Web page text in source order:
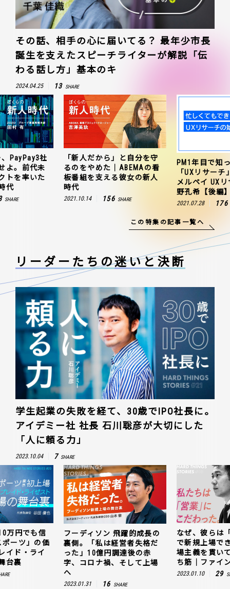
その話、相手の心に届いてる？ 最年少市長
誕生を支えたスピーチライターが解説「伝
わる話し方」基本のキ
2024.04.25 13 SHARE
PayPay3社
よ。前代未
トを率いた
代
SHARE
「新人だから」と自分を守
るのをやめた｜ABEMAの看
板番組を支える彼女の新人
時代
2021.10.14 156 SHARE
PM1年目で知
「UXリサー
メルペイ UX
野孔希【後編
2021.07.28 176
この特集の記事一覧へ
リーダーたちの迷いと決断
学生起業の失敗を経て、30歳でIPO社長に。
アイデミー社 社長 石川聡彦が大切にした
「人に頼る力」
2023.10.04 7 SHARE
万円でも信
ーツ」の価
イド・ライ
台裏
フーディソン 飛躍的成長の
裏側。「私は経営者失格だ
った」10億円調達後の赤
字、コロナ禍、そして上場
へ
2023.01.31 16 SHARE
なぜ、彼らは
で新規上場で
場主義を貫い
ち筋｜ファイ
2023.01.10 29